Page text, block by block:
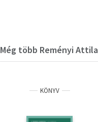
Még több Reményi Attila
KÖNYV